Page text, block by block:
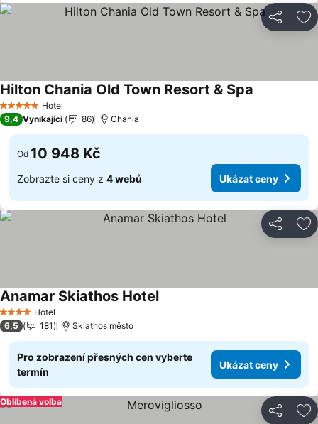
Sdílet
5 Počet hvězdiček
Hotel
Hilton Chania Old Town Resort & Spa
9,4 Vynikající 86 Chania
Od 10 948 Kč
Zobrazte si ceny z 4 webů Ukázat ceny
Sdílet
4 Počet hvězdiček
Hotel
Anamar Skiathos HotelUkázat ceny
6,5 181 Skiathos město
Pro zobrazení přesných cen vyberte
termín
Ukázat ceny
Sdílet
Oblíbená volba